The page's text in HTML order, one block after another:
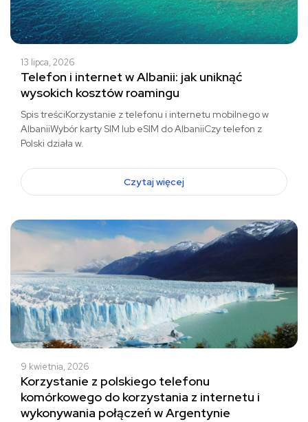
13 lipca, 2026
Telefon i internet w Albanii: jak uniknąć
wysokich kosztów roamingu
Spis treściKorzystanie z telefonu i internetu mobilnego w
AlbaniiWybór karty SIM lub eSIM do AlbaniiCzy telefon z
Polski działa w.
Czytaj więcej
9 kwietnia, 2026
Korzystanie z polskiego telefonu
komórkowego do korzystania z internetu i
wykonywania połączeń w Argentynie